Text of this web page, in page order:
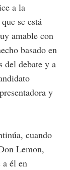
a la
se está
amable con
basado en
del debate y a
y
cuando
Lemon,
él en